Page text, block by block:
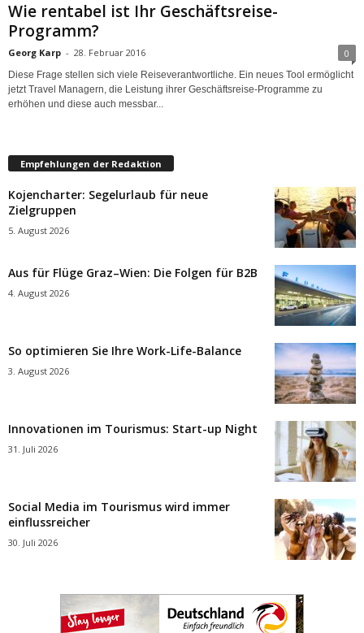
Wie rentabel ist Ihr Geschäftsreise-
Programm?
Georg Karp - 28. Februar 2016 0
Diese Frage stellen sich viele Reiseverantwortliche. Ein neues Tool ermöglicht
jetzt Travel Managern, die Leistung ihrer Geschäftsreise-Programme zu
erhöhen und diese auch messbar...
Empfehlungen der Redaktion
Kojencharter: Segelurlaub für neue
Zielgruppen
5. August 2026
Aus für Flüge Graz–Wien: Die Folgen für B2B
4. August 2026
So optimieren Sie Ihre Work-Life-Balance
3. August 2026
Innovationen im Tourismus: Start-up Night
31. Juli 2026
Social Media im Tourismus wird immer
einflussreicher
30. Juli 2026